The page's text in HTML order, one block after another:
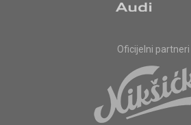
Oficijelni partneri